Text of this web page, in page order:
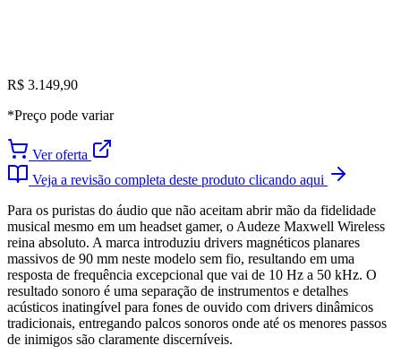
R$ 3.149,90
*Preço pode variar
Ver oferta
Veja a revisão completa deste produto clicando aqui
Para os puristas do áudio que não aceitam abrir mão da fidelidade
musical mesmo em um headset gamer, o Audeze Maxwell Wireless
reina absoluto. A marca introduziu drivers magnéticos planares
massivos de 90 mm neste modelo sem fio, resultando em uma
resposta de frequência excepcional que vai de 10 Hz a 50 kHz. O
resultado sonoro é uma separação de instrumentos e detalhes
acústicos inatingível para fones de ouvido com drivers dinâmicos
tradicionais, entregando palcos sonoros onde até os menores passos
de inimigos são claramente discerníveis.